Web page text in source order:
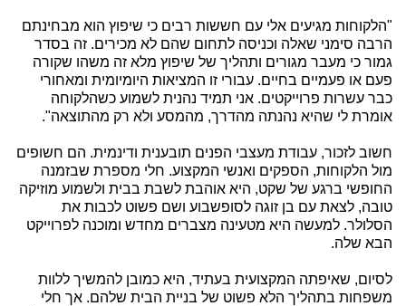
"הלקוחות מגיעים אלי עם חששות רבים כי שיפוץ הוא מבחינתם
הרבה סימני שאלה וכניסה לתחום שהם לא מכירים. זה בסדר
גמור כי מעבר מגורים ותהליך של שיפוץ מלא זה משהו שקורה
פעם או פעמיים בחיים. עבורי זו המציאות היומיומית ומאחורי
כבר עשרות פרוייקטים. אני תמיד נהנית לשמוע כשהלקוחה
אומרת לי שהיא נהנתה מהדרך, מהמסע ולא רק מהתוצאה".
חשוב לזכור, עבודת מעצבי הפנים תובענית ודינמית. הם חשופים
מול הלקוחות, הספקים ואנשי המקצוע. חלי מספרת שבזמנה
החופשי ברגע של שקט, היא אוהבת לשבת בבית ולשמוע מוזיקה
טובה, לצאת עם בן זוגה לסופשבוע ושם פשוט לכבות את
הסלולר. למעשה היא מטעינה מצברים מחדש ומוכנה לפרוייקט
הבא שלה.
לסיום, שאיפתה המקצועית בעתיד, היא כמובן להמשיך ללוות
משפחות בתהליך הלא פשוט של בניית הבית שלהם. אך חלי